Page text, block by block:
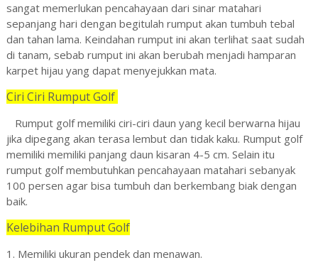
sangat memerlukan pencahayaan dari sinar matahari
sepanjang hari dengan begitulah rumput akan tumbuh tebal
dan tahan lama. Keindahan rumput ini akan terlihat saat sudah
di tanam, sebab rumput ini akan berubah menjadi hamparan
karpet hijau yang dapat menyejukkan mata.
Ciri Ciri Rumput Golf
Rumput golf memiliki ciri-ciri daun yang kecil berwarna hijau
jika dipegang akan terasa lembut dan tidak kaku. Rumput golf
memiliki memiliki panjang daun kisaran 4-5 cm. Selain itu
rumput golf membutuhkan pencahayaan matahari sebanyak
100 persen agar bisa tumbuh dan berkembang biak dengan
baik.
Kelebihan Rumput Golf
1. Memiliki ukuran pendek dan menawan.